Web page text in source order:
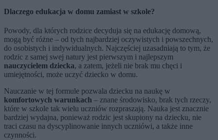
Dlaczego edukacja w domu zamiast w szkole?
Powody, dla których rodzice decyduja się na edukację domową,
mogą być różne – od tych najbardziej oczywistych i powszechnych,
do osobistych i indywidualnych. Najczęściej uzasadniają to tym, że
rodzic z samej swej natury jest pierwszym i najlepszym
nauczycielem dziecka, a zatem, jeżeli nie brak mu chęci i
umiejętności, może uczyć dziecko w domu.
Nauczanie w tej formule pozwala dziecku na naukę w
komfortowych warunkach – znane środowisko, brak tych rzeczy,
które w szkole tak wielu uczniów rozpraszają. Nauka jest znacznie
bardziej wydajna, ponieważ rodzic jest skupiony na dziecku, nie
traci czasu na dyscyplinowanie innych uczniówi, a także inne
czynności.